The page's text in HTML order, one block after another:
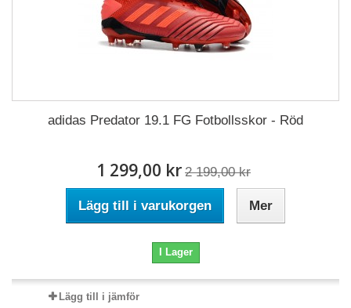
adidas Predator 19.1 FG Fotbollsskor - Röd
1 299,00 kr 2 199,00 kr
Lägg till i varukorgen Mer
I Lager
Lägg till i jämför